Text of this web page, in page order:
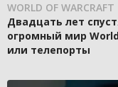
WORLD OF WARCRAFT
Двадцать лет
огромный мир
или телепорты